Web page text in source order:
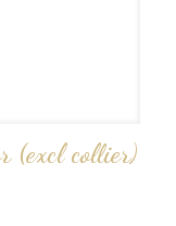
(excl collier)